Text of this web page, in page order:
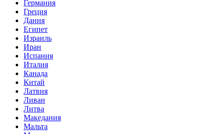
Германия
Греция
Дания
Египет
Израиль
Иран
Испания
Италия
Канада
Китай
Латвия
Ливан
Литва
Македания
Мальта